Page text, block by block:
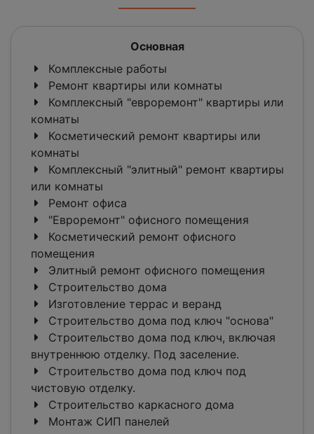
Основная
Комплексные работы
Ремонт квартиры или комнаты
Комплексный "евроремонт" квартиры или
комнаты
Косметический ремонт квартиры или
комнаты
Комплексный "элитный" ремонт квартиры
или комнаты
Ремонт офиса
"Евроремонт" офисного помещения
Косметический ремонт офисного
помещения
Элитный ремонт офисного помещения
Строительство дома
Изготовление террас и веранд
Строительство дома под ключ "основа"
Строительство дома под ключ, включая
внутреннюю отделку. Под заселение.
Строительство дома под ключ под
чистовую отделку.
Строительство каркасного дома
Монтаж СИП панелей